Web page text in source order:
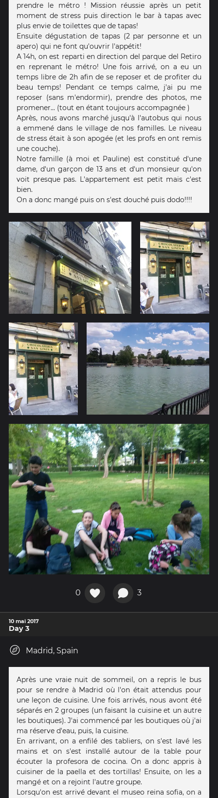
prendre le métro ! Mission réussie après un petit
moment de stress puis direction le bar à tapas avec
plus envie de toilettes que de tapas!
Ensuite dégustation de tapas (2 par personne et un
apero) qui ne font qu'ouvrir l'appétit!
A 14h, on est reparti en direction del parque del Retiro
en reprenant le métro! Une fois arrivé, on a eu un
temps libre de 2h afin de se reposer et de profiter du
beau temps! Pendant ce temps calme, j'ai pu me
reposer (sans m'endormir), prendre des photos, me
promener... (tout en étant toujours accompagnée )
Après, nous avons marché jusqu'à l'autobus qui nous
a emmené dans le village de nos familles. Le niveau
de stress était à son apogée (et les profs en ont remis
une couche).
Notre famille (à moi et Pauline) est constitué d'une
dame, d'un garçon de 13 ans et d'un monsieur qu'on
voit presque pas. L'appartement est petit mais c'est
bien.
On a donc mangé puis on s'est douché puis dodo!!!!
0 3
10 mai 2017
Day 3
Madrid, Spain
Après une vraie nuit de sommeil, on a repris le bus
pour se rendre à Madrid où l'on était attendus pour
une leçon de cuisine. Une fois arrivés, nous avont été
séparés en 2 groupes (un faisant la cuisine et un autre
les boutiques). J'ai commencé par les boutiques où j'ai
ma réserve d'eau, puis, la cuisine.
En arrivant, on a enfilé des tabliers, on s'est lavé les
mains et on s'est installé autour de la table pour
écouter la profesora de cocina. On a donc appris à
cuisiner de la paella et des tortillas! Ensuite, on les a
mangé et on a rejoint l'autre groupe.
Lorsqu'on est arrivé devant el museo reina sofia, on a